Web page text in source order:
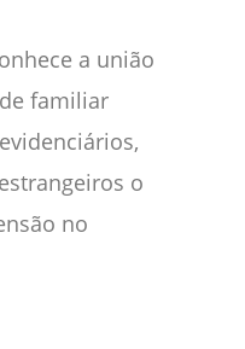
a união
familiar
o
no